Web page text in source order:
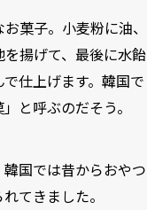
菓子。小麦粉に油、
揚げて、最後に水飴
仕上げます。韓国で
と呼ぶのだそう。
国では昔からおやつ
てきました。